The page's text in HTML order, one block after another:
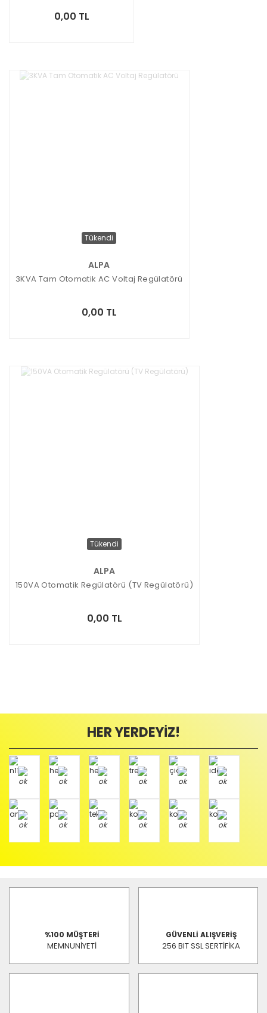
0,00 TL
Tükendi
ALPA
3KVA Tam Otomatik AC Voltaj Regülatörü
0,00 TL
Tükendi
ALPA
150VA Otomatik Regülatörü (TV Regülatörü)
0,00 TL
HER YERDEYİZ!
%100 MÜŞTERİ
MEMNUNİYETİ
GÜVENLİ ALIŞVERİŞ
256 BIT SSL SERTİFİKA